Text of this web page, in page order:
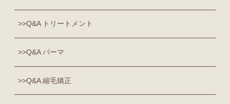
Q&A トリートメント
Q&A パーマ
Q&A 縮毛矯正